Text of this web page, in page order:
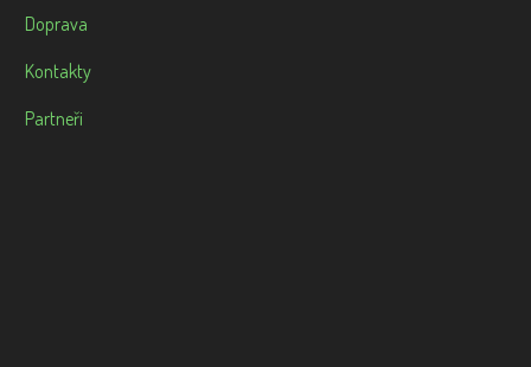
Doprava
Kontakty
Partneři